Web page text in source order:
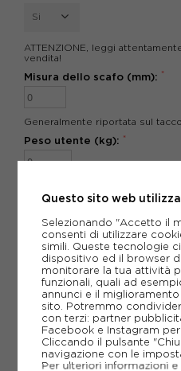
Si
ATTENZIONE, leggi
vendita!
Misura dello scafo (mm): *
Generalmente riportata sul
Peso utente (kg): *
SCI ED ATTACCHI ROSSIGNOL
SCI ED ATTACCHI
ARTICOLI SPORTIVI
METODI DI PAGAMENTO
PIÙ INFORMAZIONI
Questo sito web
Selezionando "Accetto il
consenti di utilizzare
simili. Queste tecnologie
dispositivo ed il browser
monitorare la tua attività
funzionali, quali ad
annunci e il miglioramento
sito. Potremmo
con terzi: partner
Facebook e Instagram
Cliccando il pulsante
navigazione con le
Per ulteriori informazioni